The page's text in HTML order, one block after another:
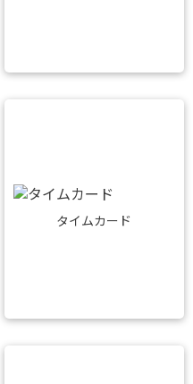
タイムカード